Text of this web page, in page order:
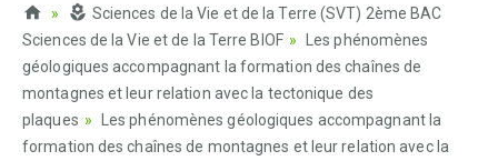
Sciences de la Vie et de la Terre (SVT) 2ème BAC
Sciences de la Vie et de la Terre BIOF
Les phénomènes
géologiques accompagnant la formation des chaînes de
montagnes et leur relation avec la tectonique des
plaques
Les phénomènes géologiques accompagnant la
formation des chaînes de montagnes et leur relation avec la